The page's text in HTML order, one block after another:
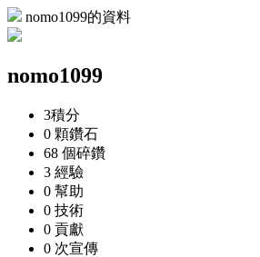
nomo1099的資料
nomo1099
3積分
0 顆鑽石
68 個碎鑽
3 經驗
0 幫助
0 技術
0 貢獻
0 次宣傳